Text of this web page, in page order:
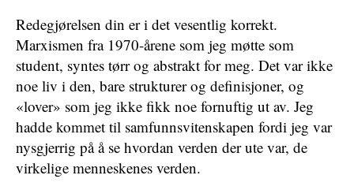
Redegjørelsen din er i det vesentlig korrekt.
Marxismen fra 1970-årene som jeg møtte som
student, syntes tørr og abstrakt for meg. Det var ikke
noe liv i den, bare strukturer og definisjoner, og
«lover» som jeg ikke fikk noe fornuftig ut av. Jeg
hadde kommet til samfunnsvitenskapen fordi jeg var
nysgjerrig på å se hvordan verden der ute var, de
virkelige menneskenes verden.